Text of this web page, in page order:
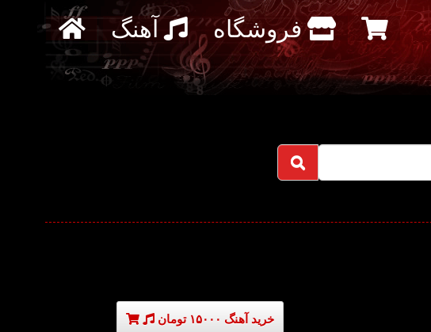
آهنگ فروشگاه
خرید آهنگ ۱۵۰۰۰ تومان